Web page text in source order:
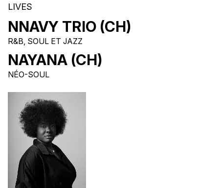
LIVES
NNAVY TRIO (CH)
R&B, SOUL ET JAZZ
NAYANA (CH)
NÉO-SOUL